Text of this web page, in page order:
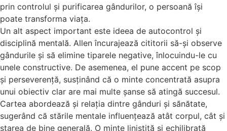
prin controlul și purificarea gândurilor, o persoană își
poate transforma viața.
Un alt aspect important este ideea de autocontrol și
disciplină mentală. Allen încurajează cititorii să-și observe
gândurile și să elimine tiparele negative, înlocuindu-le cu
unele constructive. De asemenea, el pune accent pe scop
și perseverență, susținând că o minte concentrată asupra
unui obiectiv clar are mai multe șanse să atingă succesul.
Cartea abordează și relația dintre gânduri și sănătate,
sugerând că stările mentale influențează atât corpul, cât și
starea de bine generală. O minte liniștită și echilibrată